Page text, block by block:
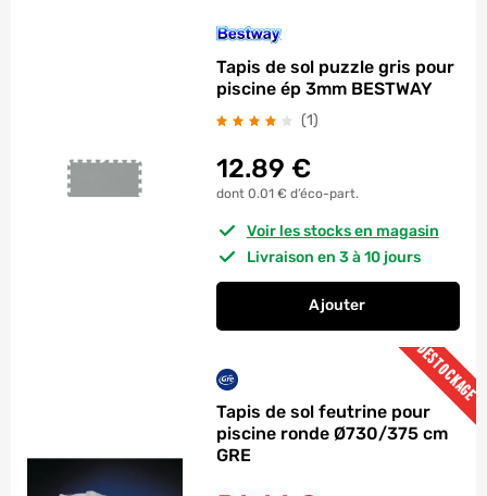
Tapis de sol puzzle gris pour
piscine ép 3mm BESTWAY
(1)
12.89 €
dont 0.01 € d’éco-part.
Voir les stocks en magasin
Livraison en 3 à 10 jours
Ajouter
DESTOCKAGE
Tapis de sol feutrine pour
piscine ronde Ø730/375 cm
GRE